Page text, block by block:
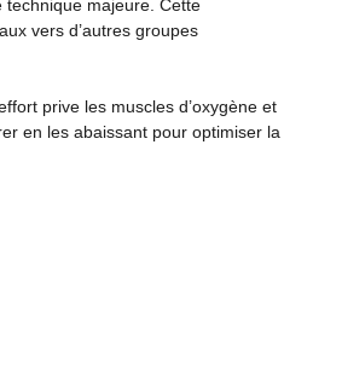
technique majeure. Cette
vers d’autres groupes
prive les muscles d’oxygène et
en les abaissant pour optimiser la